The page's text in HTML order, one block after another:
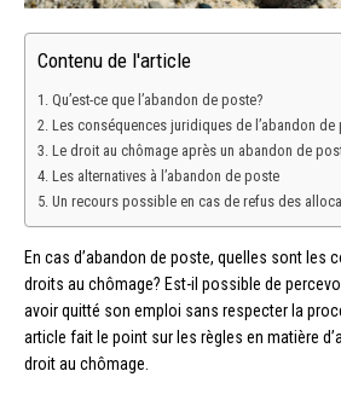
Contenu de l'article
Qu’est-ce que l’abandon de poste?
Les conséquences juridiques de l’abandon de
Le droit au chômage après un abandon de
Les alternatives à l’abandon de poste
Un recours possible en cas de refus des
En cas d’abandon de poste, quelles sont les
droits au chômage? Est-il possible de
avoir quitté son emploi sans respecter la
article fait le point sur les règles en matière
droit au chômage.